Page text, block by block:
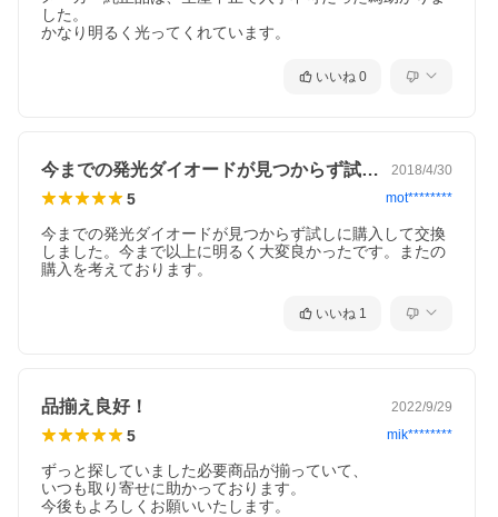
した。
かなり明るく光ってくれています。
いいね 0
今までの発光ダイオードが見つからず試し… 2018/4/30
5 mot********
今までの発光ダイオードが見つからず試しに購入して交換
しました。今まで以上に明るく大変良かったです。またの
購入を考えております。
いいね 1
品揃え良好！ 2022/9/29
5 mik********
ずっと探していました必要商品が揃っていて、
いつも取り寄せに助かっております。
今後もよろしくお願いいたします。